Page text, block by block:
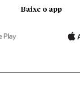
Baixe o app